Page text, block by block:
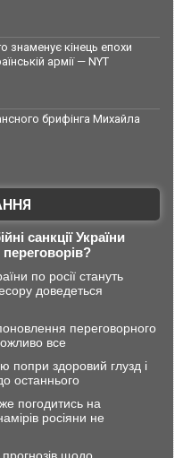
знаменує кінець епохи
армії — NYT
брифінга Михайла
санкції України
переговорів?
по росії стануть
доведеться
переговорного
все
попри здоровий глузд і
останнього
погодитись на
росіяни не